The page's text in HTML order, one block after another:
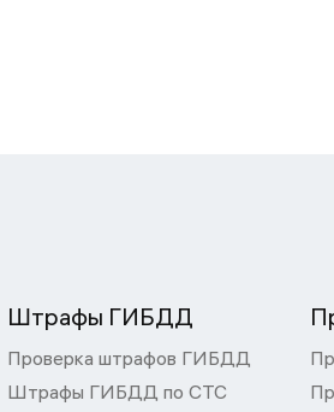
Штрафы ГИБДД
Проверка штрафов ГИБДД
Штрафы ГИБДД по СТС